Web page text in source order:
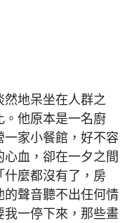
地呆坐在人群之
他原本是一名廚
家小餐館，好不容
血，卻在一夕之間
麼都沒有了，房
聲音聽不出任何情
一停下來，那些畫